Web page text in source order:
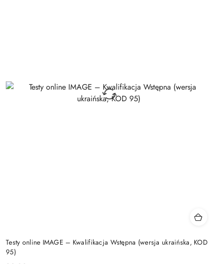
Testy online IMAGE – Kwalifikacja Wstępna (wersja ukraińska, KOD
95)